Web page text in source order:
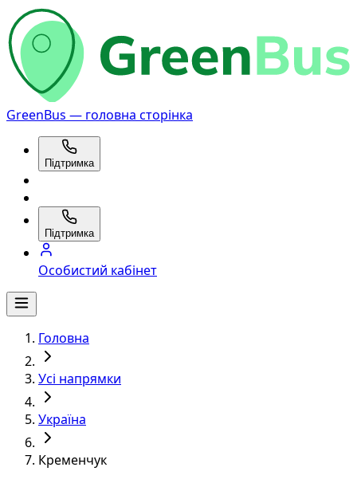
GreenBus — головна сторінка
Підтримка
Підтримка
Особистий кабінет
Головна
Усі напрямки
Україна
Кременчук